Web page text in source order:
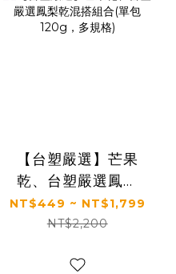
【台塑嚴選】芒果
乾、台塑嚴選鳳梨
乾混搭組合(單包
120g，多規格)
NT$449 ~ NT$1,799
NT$2,200